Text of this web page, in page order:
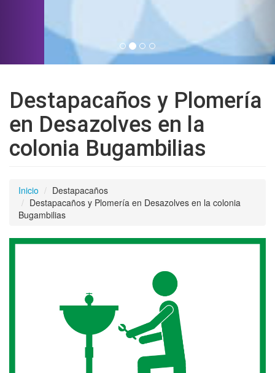
Destapacaños y Plomería
en Desazolves en la
colonia Bugambilias
Inicio
Destapacaños
Destapacaños y Plomería en Desazolves en la colonia
Bugambilias